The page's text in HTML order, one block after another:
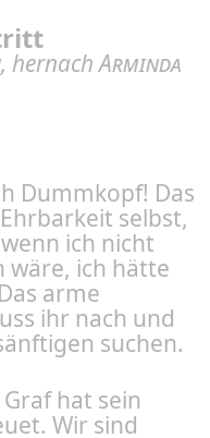
, hernachArminda
Dummkopf! Das
selbst,
ich nicht
ich hätte
arme
ihr nach und
suchen.
hat sein
Wir sind